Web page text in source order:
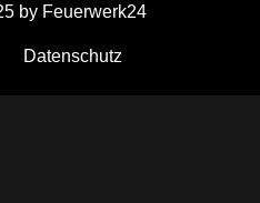
by Feuerwerk24
Datenschutz